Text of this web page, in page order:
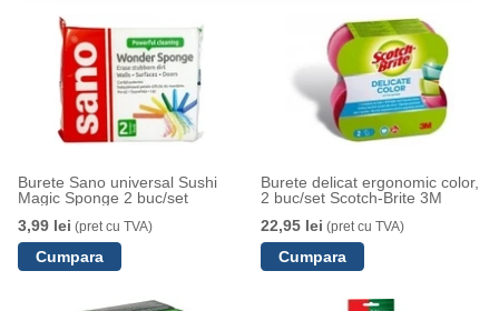
Burete Sano universal Sushi
Magic Sponge 2 buc/set
3,99 lei (pret cu TVA)
Burete delicat ergonomic color,
2 buc/set Scotch-Brite 3M
22,95 lei (pret cu TVA)